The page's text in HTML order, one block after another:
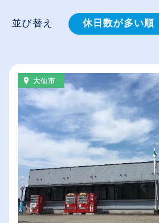
並び替え 休日数が多い順
給与が高い順
（⾼卒の給与を
従業員が多い順
大仙市